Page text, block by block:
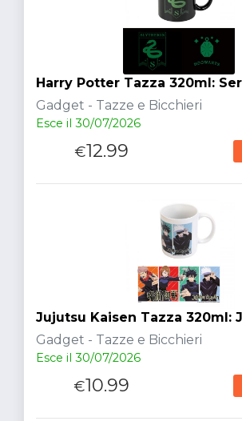
Harry Potter Tazza 320ml:
Gadget - Tazze e Bicchieri
Esce il 30/07/2026
€12.99
Jujutsu Kaisen Tazza 320ml:
Gadget - Tazze e Bicchieri
Esce il 30/07/2026
€10.99